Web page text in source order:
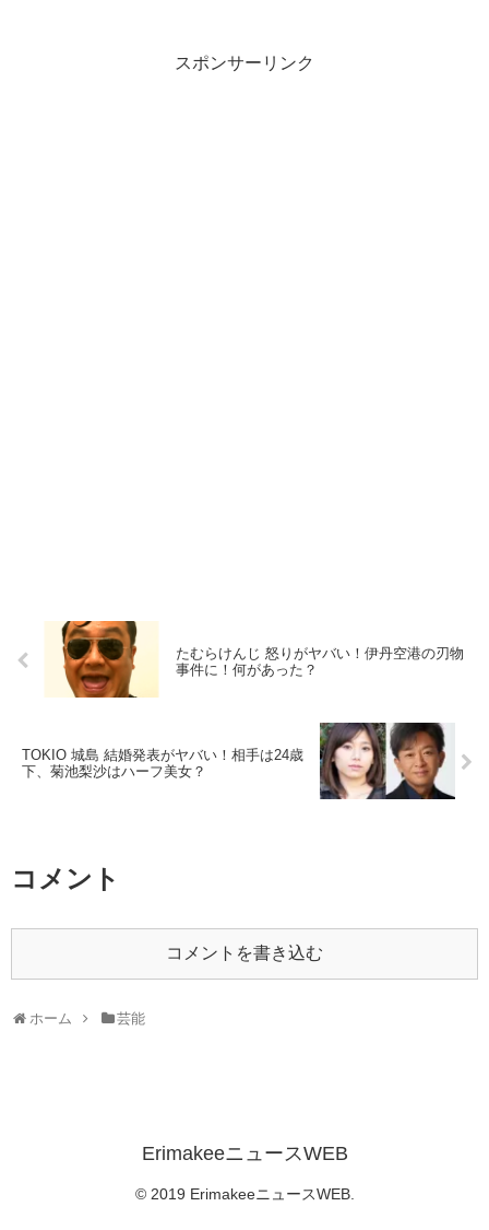
スポンサーリンク
たむらけんじ 怒りがヤバい！伊丹空港の刃物
事件に！何があった？
TOKIO 城島 結婚発表がヤバい！相手は24歳
下、菊池梨沙はハーフ美女？
コメント
コメントを書き込む
ホーム 芸能
ErimakeeニュースWEB
© 2019 ErimakeeニュースWEB.